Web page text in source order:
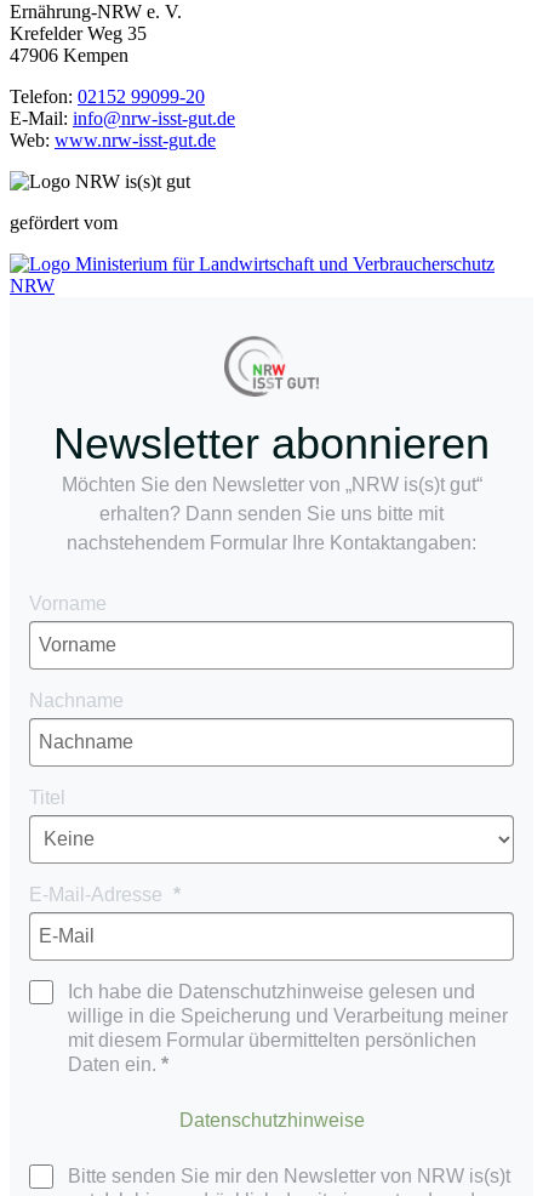
Ernährung-NRW e. V.
Krefelder Weg 35
47906 Kempen
Telefon: 02152 99099-20
E-Mail: info@nrw-isst-gut.de
Web: www.nrw-isst-gut.de
gefördert vom
Newsletter abonnieren
Möchten Sie den Newsletter von „NRW is(s)t gut“
erhalten? Dann senden Sie uns bitte mit
nachstehendem Formular Ihre Kontaktangaben:
Vorname
Nachname
Titel
E-Mail-Adresse
Ich habe die Datenschutzhinweise gelesen und
willige in die Speicherung und Verarbeitung meiner
mit diesem Formular übermittelten persönlichen
Daten ein.
Datenschutzhinweise
Bitte senden Sie mir den Newsletter von NRW is(s)t